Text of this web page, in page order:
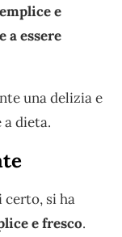
e
a essere
una delizia e
a dieta.
certo, si ha
e fresco.